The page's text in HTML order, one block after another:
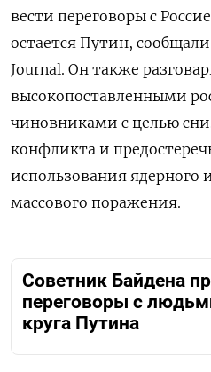
вести переговоры с
остается Путин,
Journal. Он также
высокопоставленными
чиновниками с целью
конфликта и
использования ядерного
массового поражения.
Советник Байдена
переговоры с
круга Путина